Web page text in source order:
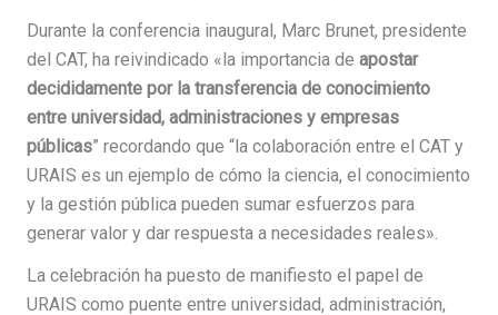
Durante la conferencia inaugural, Marc Brunet, presidente
del CAT, ha reivindicado «la importancia de apostar
decididamente por la transferencia de conocimiento
entre universidad, administraciones y empresas
públicas” recordando que “la colaboración entre el CAT y
URAIS es un ejemplo de cómo la ciencia, el conocimiento
y la gestión pública pueden sumar esfuerzos para
generar valor y dar respuesta a necesidades reales».
La celebración ha puesto de manifiesto el papel de
URAIS como puente entre universidad, administración,